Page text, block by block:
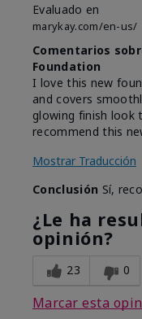
Evaluado en
marykay.com/en-us/
Comentarios
Foundation
I love this new
and covers
glowing finish look
recommend this
Mostrar Traducción
Conclusión Sí,
¿Le ha
opinión?
23 0
Marcar esta